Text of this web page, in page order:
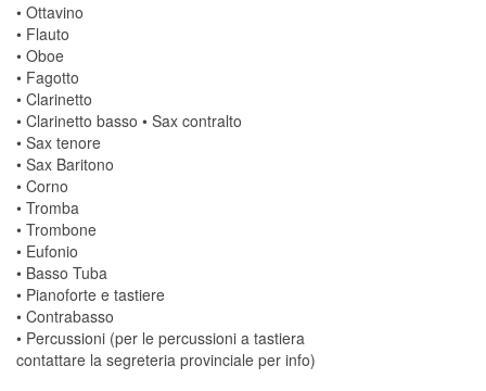
• Ottavino
• Flauto
• Oboe
• Fagotto
• Clarinetto
• Clarinetto basso • Sax contralto
• Sax tenore
• Sax Baritono
• Corno
• Tromba
• Trombone
• Eufonio
• Basso Tuba
• Pianoforte e tastiere
• Contrabasso
• Percussioni (per le percussioni a tastiera
contattare la segreteria provinciale per info)